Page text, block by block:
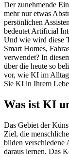
Der zunehmende
mehr nur etwas
persönlichen
bedeutet Artificial
Und wie wird diese
Smart Homes,
verwendet? In
über die heute so
vor, wie KI im
Sie KI in Ihrem
Was ist KI
Das Gebiet der
Ziel, die
bilden verschiedene
daraus lernen. Das